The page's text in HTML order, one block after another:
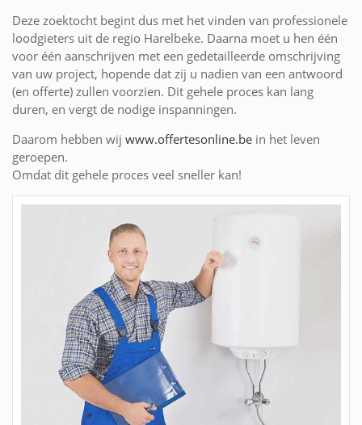
Deze zoektocht begint dus met het vinden van professionele
loodgieters uit de regio Harelbeke. Daarna moet u hen één
voor één aanschrijven met een gedetailleerde omschrijving
van uw project, hopende dat zij u nadien van een antwoord
(en offerte) zullen voorzien. Dit gehele proces kan lang
duren, en vergt de nodige inspanningen.
Daarom hebben wij www.offertesonline.be in het leven
geroepen.
Omdat dit gehele proces veel sneller kan!